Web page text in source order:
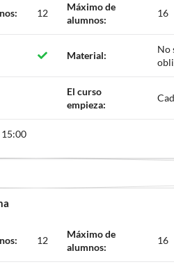
12
Máximo de
alumnos:
16
Material:
No
El curso
empieza:
15:00
12
Máximo de
alumnos:
16